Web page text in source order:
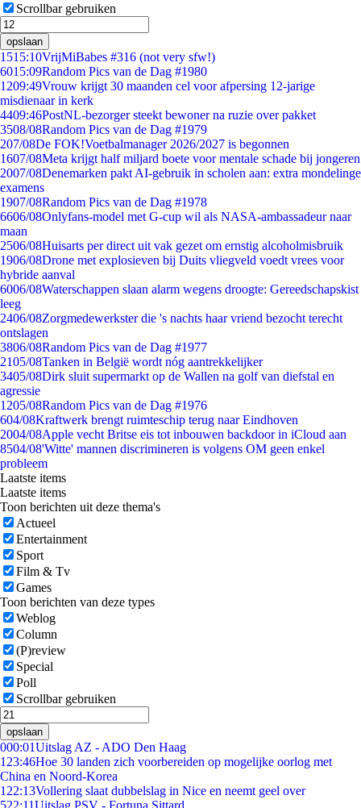
Scrollbar gebruiken
opslaan
1515:10VrijMiBabes #316 (not very sfw!)
6015:09Random Pics van de Dag #1980
1209:49Vrouw krijgt 30 maanden cel voor afpersing 12-jarige
misdienaar in kerk
4409:46PostNL-bezorger steekt bewoner na ruzie over pakket
3508/08Random Pics van de Dag #1979
207/08De FOK!Voetbalmanager 2026/2027 is begonnen
1607/08Meta krijgt half miljard boete voor mentale schade bij jongeren
2007/08Denemarken pakt AI-gebruik in scholen aan: extra mondelinge
examens
1907/08Random Pics van de Dag #1978
6606/08Onlyfans-model met G-cup wil als NASA-ambassadeur naar
maan
2506/08Huisarts per direct uit vak gezet om ernstig alcoholmisbruik
1906/08Drone met explosieven bij Duits vliegveld voedt vrees voor
hybride aanval
6006/08Waterschappen slaan alarm wegens droogte: Gereedschapskist
leeg
2406/08Zorgmedewerkster die 's nachts haar vriend bezocht terecht
ontslagen
3806/08Random Pics van de Dag #1977
2105/08Tanken in België wordt nóg aantrekkelijker
3405/08Dirk sluit supermarkt op de Wallen na golf van diefstal en
agressie
1205/08Random Pics van de Dag #1976
604/08Kraftwerk brengt ruimteschip terug naar Eindhoven
2004/08Apple vecht Britse eis tot inbouwen backdoor in iCloud aan
8504/08'Witte' mannen discrimineren is volgens OM geen enkel
probleem
Laatste items
Laatste items
Toon berichten uit deze thema's
Actueel
Entertainment
Sport
Film & Tv
Games
Toon berichten van deze types
Weblog
Column
(P)review
Special
Poll
Scrollbar gebruiken
opslaan
000:01Uitslag AZ - ADO Den Haag
1 23:46Hoe 30 landen zich voorbereiden op mogelijke oorlog met
China en Noord-Korea
1 22:13Vollering slaat dubbelslag in Nice en neemt geel over
522:11Uitslag PSV - Fortuna Sittard